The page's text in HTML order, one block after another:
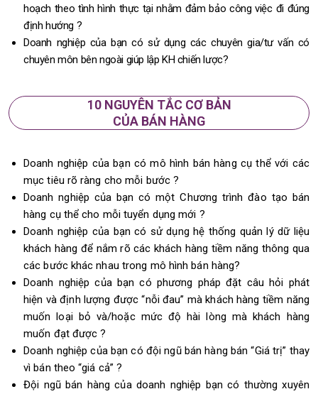
hoạch theo tình hình thực tại nhằm đảm bảo công việc đi đúng
định hướng ?
Doanh nghiệp của bạn có sử dụng các chuyên gia/tư vấn có
chuyên môn bên ngoài giúp lập KH chiến lược?
10 NGUYÊN TẮC CƠ BẢN
CỦA BÁN HÀNG
Doanh nghiệp của bạn có mô hình bán hàng cụ thể với các
mục tiêu rõ ràng cho mỗi bước ?
Doanh nghiệp của bạn có một Chương trình đào tạo bán
hàng cụ thể cho mỗi tuyển dụng mới ?
Doanh nghiệp của bạn có sử dụng hệ thống quản lý dữ liệu
khách hàng để nắm rõ các khách hàng tiềm năng thông qua
các bước khác nhau trong mô hình bán hàng?
Doanh nghiệp của bạn có phương pháp đặt câu hỏi phát
hiện và định lượng được “nỗi đau” mà khách hàng tiềm năng
muốn loại bỏ và/hoặc mức độ hài lòng mà khách hàng
muốn đạt được ?
Doanh nghiệp của bạn có đội ngũ bán hàng bán “Giá trị” thay
vì bán theo “giá cả” ?
Đội ngũ bán hàng của doanh nghiệp bạn có thường xuyên